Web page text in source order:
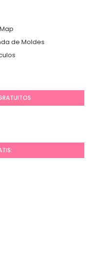
de Moldes